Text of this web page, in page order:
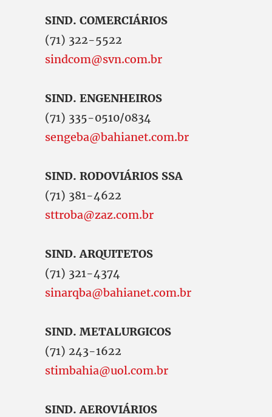
SIND. COMERCIÁRIOS
(71) 322-5522
sindcom@svn.com.br
SIND. ENGENHEIROS
(71) 335-0510/0834
sengeba@bahianet.com.br
SIND. RODOVIÁRIOS SSA
(71) 381-4622
sttroba@zaz.com.br
SIND. ARQUITETOS
(71) 321-4374
sinarqba@bahianet.com.br
SIND. METALURGICOS
(71) 243-1622
stimbahia@uol.com.br
SIND. AEROVIÁRIOS